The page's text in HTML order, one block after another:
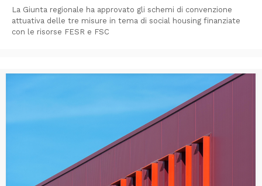
La Giunta regionale ha approvato gli schemi di convenzione
attuativa delle tre misure in tema di social housing finanziate
con le risorse FESR e FSC